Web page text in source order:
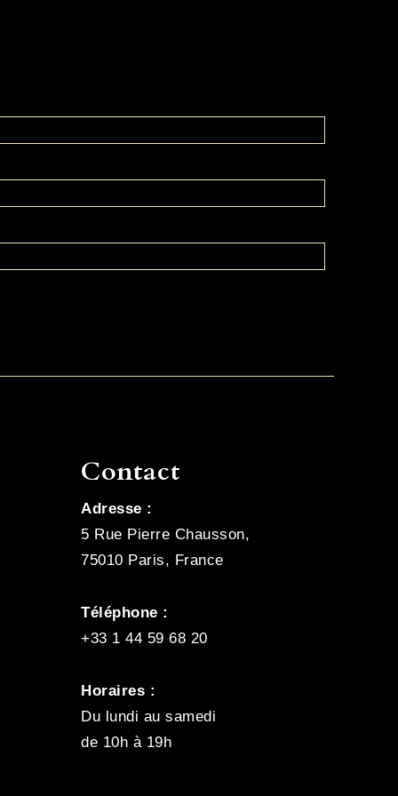
Contact
Adresse :
5 Rue Pierre Chausson,
75010 Paris, France
Téléphone :
+33 1 44 59 68 20
Horaires :
Du lundi au samedi
de 10h à 19h